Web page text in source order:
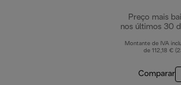
Preço mais
nos últimos 30
Montante de IVA
de 112,18 €
Comparar